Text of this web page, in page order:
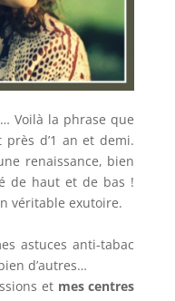
Voilà la phrase que
d’1 an et demi.
renaissance, bien
de haut et de bas !
véritable exutoire.
astuces anti-tabac
d’autres…
et mes centres